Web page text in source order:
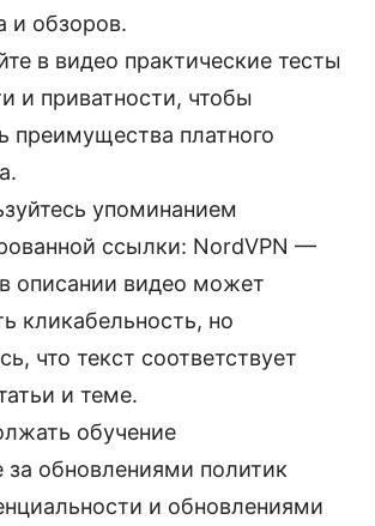
и обзоров.
в видео практические тесты
и приватности, чтобы
преимущества платного
упоминанием
ссылки: NordVPN —
описании видео может
кликабельность, но
что текст соответствует
и теме.
обучение
за обновлениями политик
и обновлениями